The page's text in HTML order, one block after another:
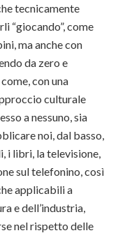
tecnicamente
“giocando”, come
ma anche con
da zero e
con una
culturale
a nessuno, sia
noi, dal basso,
i libri, la televisione,
sul telefonino, così
applicabili a
e dell’industria,
nel rispetto delle